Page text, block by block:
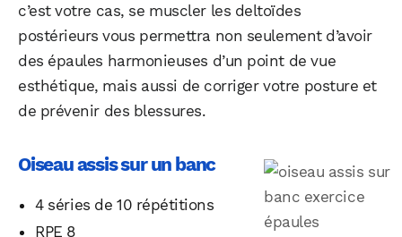
c’est votre cas, se muscler les deltoïdes
postérieurs vous permettra non seulement d’avoir
des épaules harmonieuses d’un point de vue
esthétique, mais aussi de corriger votre posture et
de prévenir des blessures.
Oiseau assis sur un banc
4 séries de 10 répétitions
RPE 8